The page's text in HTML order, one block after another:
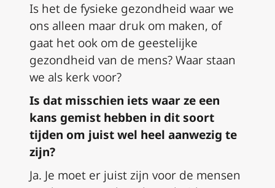
Is het de fysieke gezondheid waar we
ons alleen maar druk om maken, of
gaat het ook om de geestelijke
gezondheid van de mens? Waar staan
we als kerk voor?
Is dat misschien iets waar ze een
kans gemist hebben in dit soort
tijden om juistwel heel aanwezig te
zijn?
Ja. Je moet er juist zijn voor de mensen